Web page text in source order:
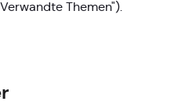
Themen").